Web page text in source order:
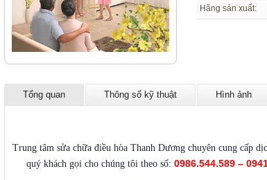
Hãng sản xuất:
Tổng quan Thông số kỹ thuật Hình ảnh
Trung tâm sửa chữa điều hòa Thanh Dương chuyên cung cấp
quý khách gọi cho chúng tôi theo số: 0986.544.589 –